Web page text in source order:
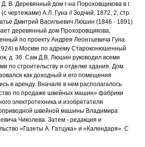
В. Деревянный дом г-на Пороховщикова в г.
(с чертежами) А.Л. Гуна // Зодчий, 1872, 2, стр.
Дмитрий Васильевич Люшин (1846 - 1891)
деревянный дом Прохоровщикова,
по проекту Андрея Леонтьевича Гуна
в Москве по адрему Староконюшенный
д. 36. Сам Д.В. Люшин руководил всеми
по строительству и отделке здания. Дом
как доходный и его помещения
в аренду. Вначале в нем располагалось
по продаже швейных машин» фабрики
электротехника и изобретателя
швейной машины Владимира
Чиколева. Затем - редакция и
«Газеты А. Гатцука» и «Календаря». C